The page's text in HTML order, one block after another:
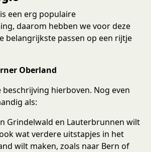
een erg populaire
daarom hebben we voor deze
belangrijkste passen op een rijtje
Oberland
hierboven. Nog even
als:
Grindelwald en Lauterbrunnen wilt
wat verdere uitstapjes in het
wilt maken, zoals naar Bern of